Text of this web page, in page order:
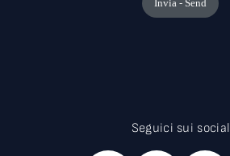
Seguici sui social